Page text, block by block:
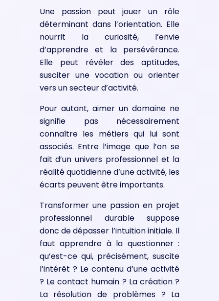
Une passion peut jouer un rôle
déterminant dans l’orientation. Elle
nourrit la curiosité, l’envie
d’apprendre et la persévérance.
Elle peut révéler des aptitudes,
susciter une vocation ou orienter
vers un secteur d’activité.
Pour autant, aimer un domaine ne
signifie pas nécessairement
connaître les métiers qui lui sont
associés. Entre l’image que l’on se
fait d’un univers professionnel et la
réalité quotidienne d’une activité, les
écarts peuvent être importants.
Transformer une passion en projet
professionnel durable suppose
donc de dépasser l’intuition initiale. Il
faut apprendre à la questionner :
qu’est-ce qui, précisément, suscite
l’intérêt ? Le contenu d’une activité
? Le contact humain ? La création ?
La résolution de problèmes ? La